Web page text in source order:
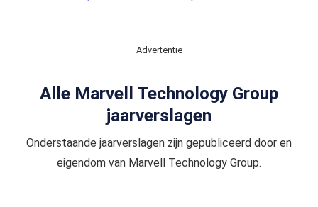
Advertentie
Alle Marvell Technology Group
jaarverslagen
Onderstaande jaarverslagen zijn gepubliceerd door en
eigendom van Marvell Technology Group.